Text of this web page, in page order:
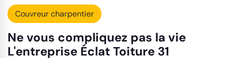
Couvreur charpentier
Ne vous compliquez pas la vie
L'entreprise Éclat Toiture 31